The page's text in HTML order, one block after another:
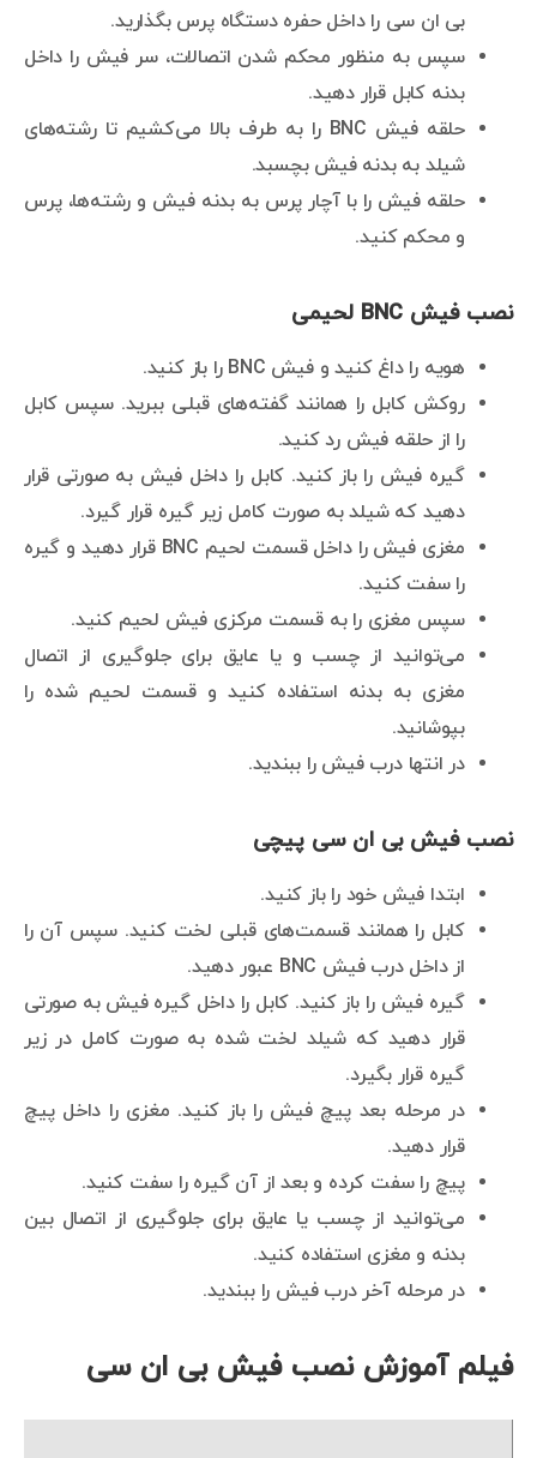
بی ان سی را داخل حفره دستگاه پرس بگذارید.
سپس به منظور محکم شدن اتصالات، سر فیش را داخل
بدنه کابل قرار دهید.
حلقه فیش BNC را به طرف بالا می‌کشیم تا رشته‌های
شیلد به بدنه فیش بچسبد.
حلقه فیش را با آچار پرس به بدنه فیش و رشته‌ها، پرس
و محکم کنید.
نصب فیش BNC لحیمی
هویه را داغ کنید و فیش BNC را باز کنید.
روکش کابل را همانند گفته‌های قبلی ببرید. سپس کابل
را از حلقه فیش رد کنید.
گیره فیش را باز کنید. کابل را داخل فیش به صورتی قرار
دهید که شیلد به صورت کامل زیر گیره قرار گیرد.
مغزی فیش را داخل قسمت لحیم BNC قرار دهید و گیره
را سفت کنید.
سپس مغزی را به قسمت مرکزی فیش لحیم کنید.
می‌توانید از چسب و یا عایق برای جلوگیری از اتصال
مغزی به بدنه استفاده کنید و قسمت لحیم شده را
بپوشانید.
در انتها درب فیش را ببندید.
نصب فیش بی ان سی پیچی
ابتدا فیش خود را باز کنید.
کابل را همانند قسمت‌های قبلی لخت کنید. سپس آن را
از داخل درب فیش BNC عبور دهید.
گیره فیش را باز کنید. کابل را داخل گیره فیش به صورتی
قرار دهید که شیلد لخت شده به صورت کامل در زیر
گیره قرار بگیرد.
در مرحله بعد پیچ فیش را باز کنید. مغزی را داخل پیچ
قرار دهید.
پیچ را سفت کرده و بعد از آن گیره را سفت کنید.
می‌توانید از چسب یا عایق برای جلوگیری از اتصال بین
بدنه و مغزی استفاده کنید.
در مرحله آخر درب فیش را ببندید.
فیلم آموزش نصب فیش بی ان سی